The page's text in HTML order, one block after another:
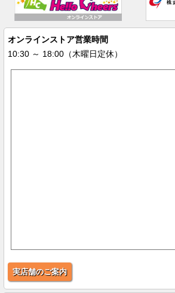
オンラインストア営業時間
10:30 ～ 18:00（木曜日定休）
実店舗のご案内